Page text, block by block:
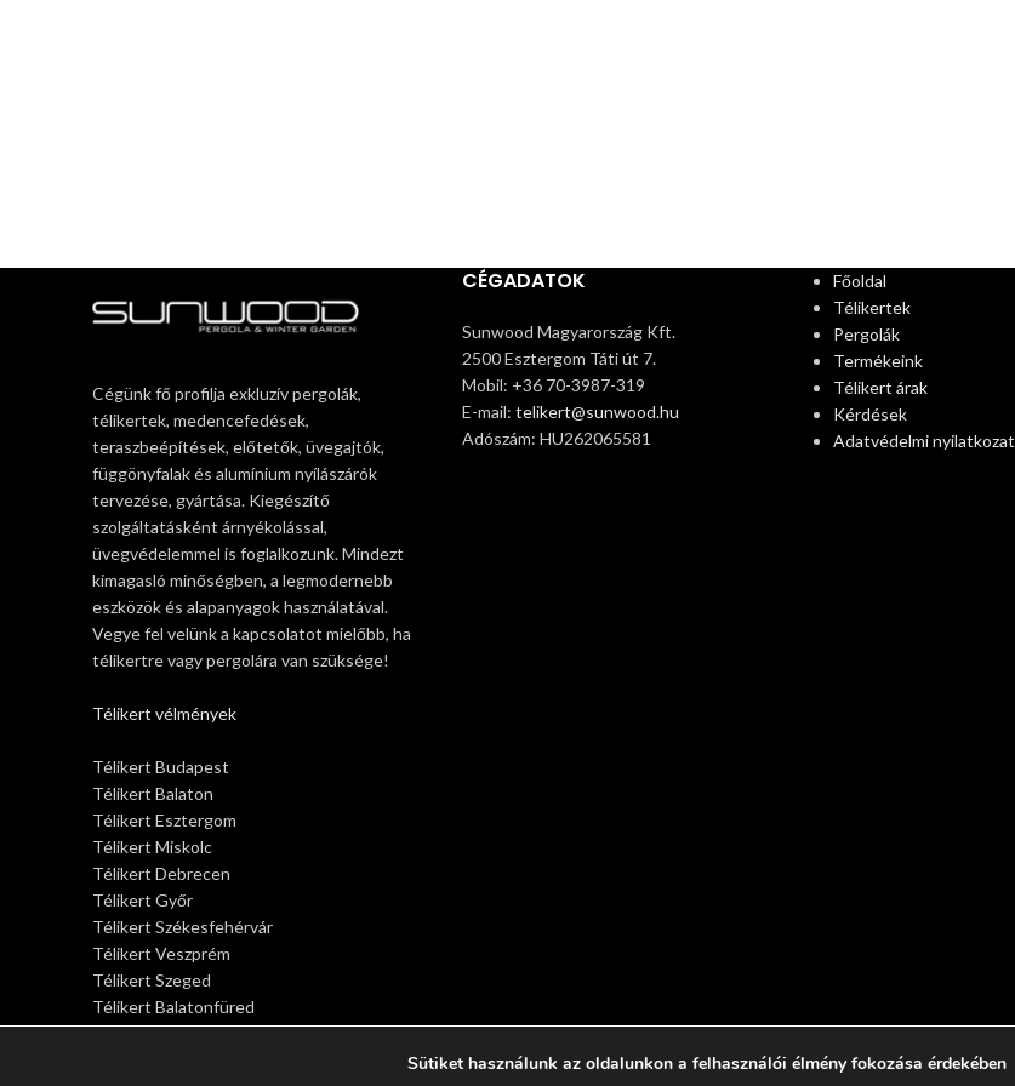
Cégünk fő profilja exkluzív pergolák,
télikertek, medencefedések,
teraszbeépítések, előtetők, üvegajtók,
függönyfalak és alumínium nyílászárók
tervezése, gyártása. Kiegészítő
szolgáltatásként árnyékolással,
üvegvédelemmel is foglalkozunk. Mindezt
kimagasló minőségben, a legmodernebb
eszközök és alapanyagok használatával.
Vegye fel velünk a kapcsolatot mielőbb, ha
télikertre vagy pergolára van szüksége!
Télikert vélmények
Télikert Budapest
Télikert Balaton
Télikert Esztergom
Télikert Miskolc
Télikert Debrecen
Télikert Győr
Télikert Székesfehérvár
Télikert Veszprém
Télikert Szeged
Télikert Balatonfüred
Télikert Siófok
CÉGADATOK
Sunwood Magyarország Kft.
2500 Esztergom Táti út 7.
Mobil: +36 70-3987-319
E-mail:telikert@sunwood.hu
Adószám: HU262065581
Főoldal
Télikertek
Pergolák
Termékeink
Télikert árak
Kérdések
Adatvédelmi nyilatkozat
Sütiket használunk az oldalunkon a felhasználói élmény fokozása érdekében